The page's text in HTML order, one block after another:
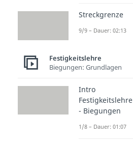
Wir setzen
und es ergibt
1,13
wir in die
Das Ergebnis
Megapascal.
Studyflix
einem
Streckgrenze
9/9 – Dauer: 02:13
Festigkeitslehre
Biegungen: Grundlagen
Intro
Festigkeitslehre
- Biegungen
1/8 – Dauer: 01:07